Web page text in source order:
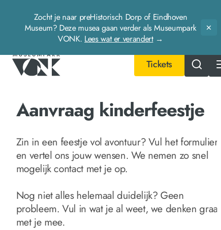
Zocht je naar preHistorisch Dorp of Eindhoven
Museum? Deze musea gaan verder als Museumpark
VONK. Lees wat er verandert→
Tickets
Aanvraag kinderfeestje
Zin in een feestje vol avontuur? Vul het formulier
en vertel ons jouw wensen. We nemen zo snel
mogelijk contact met je op.
Nog niet alles helemaal duidelijk? Geen
probleem. Vul in wat je al weet, we denken
met je mee.